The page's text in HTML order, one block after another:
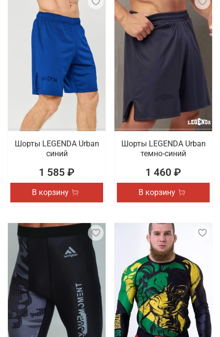
Шорты LEGENDA Urban
синий
1 585 ₽
В корзину
Шорты LEGENDA Urban
темно-синий
1 460 ₽
В корзину